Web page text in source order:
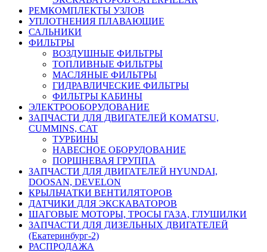
РЕМКОМПЛЕКТЫ УЗЛОВ
УПЛОТНЕНИЯ ПЛАВАЮЩИЕ
САЛЬНИКИ
ФИЛЬТРЫ
ВОЗДУШНЫЕ ФИЛЬТРЫ
ТОПЛИВНЫЕ ФИЛЬТРЫ
МАСЛЯНЫЕ ФИЛЬТРЫ
ГИДРАВЛИЧЕСКИЕ ФИЛЬТРЫ
ФИЛЬТРЫ КАБИНЫ
ЭЛЕКТРООБОРУДОВАНИЕ
ЗАПЧАСТИ ДЛЯ ДВИГАТЕЛЕЙ KOMATSU,
CUMMINS, CAT
ТУРБИНЫ
НАВЕСНОЕ ОБОРУДОВАНИЕ
ПОРШНЕВАЯ ГРУППА
ЗАПЧАСТИ ДЛЯ ДВИГАТЕЛЕЙ HYUNDAI,
DOOSAN, DEVELON
КРЫЛЬЧАТКИ ВЕНТИЛЯТОРОВ
ДАТЧИКИ ДЛЯ ЭКСКАВАТОРОВ
ШАГОВЫЕ МОТОРЫ, ТРОСЫ ГАЗА, ГЛУШИЛКИ
ЗАПЧАСТИ ДЛЯ ДИЗЕЛЬНЫХ ДВИГАТЕЛЕЙ
(Екатеринбург-2)
РАСПРОДАЖА